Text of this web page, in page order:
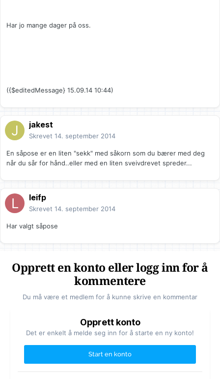
Har jo mange dager på oss.
({$editedMessage} 15.09.14 10:44)
jakest
Skrevet 14. september 2014
En såpose er en liten "sekk" med såkorn som du bærer med deg
når du sår for hånd..eller med en liten sveivdrevet spreder...
leifp
Skrevet 14. september 2014
Har valgt såpose
Opprett en konto eller logg inn for å
kommentere
Du må være et medlem for å kunne skrive en kommentar
Opprett konto
Det er enkelt å melde seg inn for å starte en ny konto!
Start en konto